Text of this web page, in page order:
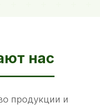
нас
продукции и